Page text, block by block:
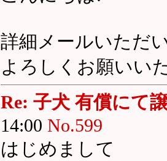
詳細メールいただ
よろしくお願いい
Re: 子犬 有償にて
14:00 No.599
はじめまして